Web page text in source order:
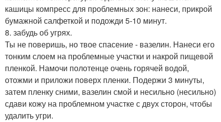
кашицы компресс для проблемных зон: нанеси, прикрой
бумажной салфеткой и подожди 5-10 минут.
8. забудь об угрях.
Ты не поверишь, но твое спасение - вазелин. Нанеси его
тонким слоем на проблемные участки и накрой пищевой
пленкой. Намочи полотенце очень горячей водой,
отожми и приложи поверх пленки. Подержи 3 минуты,
затем пленку сними, вазелин смой и несильно (несильно)
сдави кожу на проблемном участке с двух сторон, чтобы
удалить угри.